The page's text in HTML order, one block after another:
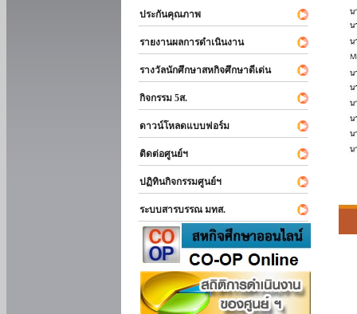
ประกันคุณภาพ
รายงานผลการดำเนินงาน
รางวัลนักศึกษาสหกิจศึกษาดีเด่น
กิจกรรม 5ส.
ดาวน์โหลดแบบฟอร์ม
ติดต่อศูนย์ฯ
ปฏิทินกิจกรรมศูนย์ฯ
ระบบสารบรรณ มทส.